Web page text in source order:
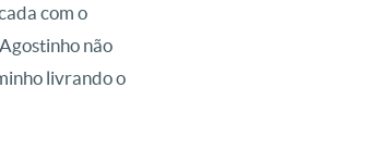
com o
não
livrando o